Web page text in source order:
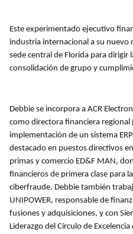
Este experimentado ejecutivo
industria internacional a su nuevo
sede central de Florida para dirigir
consolidación de grupo y
Debbie se incorpora a ACR
como directora financiera regional
implementación de un sistema
destacado en puestos directivos
primas y comercio ED&F MAN,
financieros de primera clase para
ciberfraude. Debbie también
UNIPOWER, responsable de
fusiones y adquisiciones, y con
Liderazgo del Círculo de